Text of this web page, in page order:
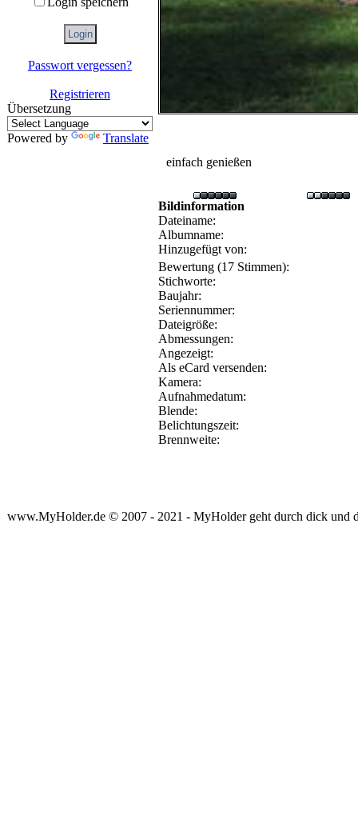
Passwort vergessen?
Registrieren
Übersetzung
Powered by Translate
einfach genießen
Bildinformation
Dateiname:
Albumname:
Hinzugefügt von:
Bewertung (17 Stimmen):
Stichworte:
Baujahr:
Seriennummer:
Dateigröße:
Abmessungen:
Angezeigt:
Als eCard versenden:
Kamera:
Aufnahmedatum:
Blende:
Belichtungszeit:
Brennweite:
www.MyHolder.de © 2007 - 2021 - MyHolder geht durch dick und